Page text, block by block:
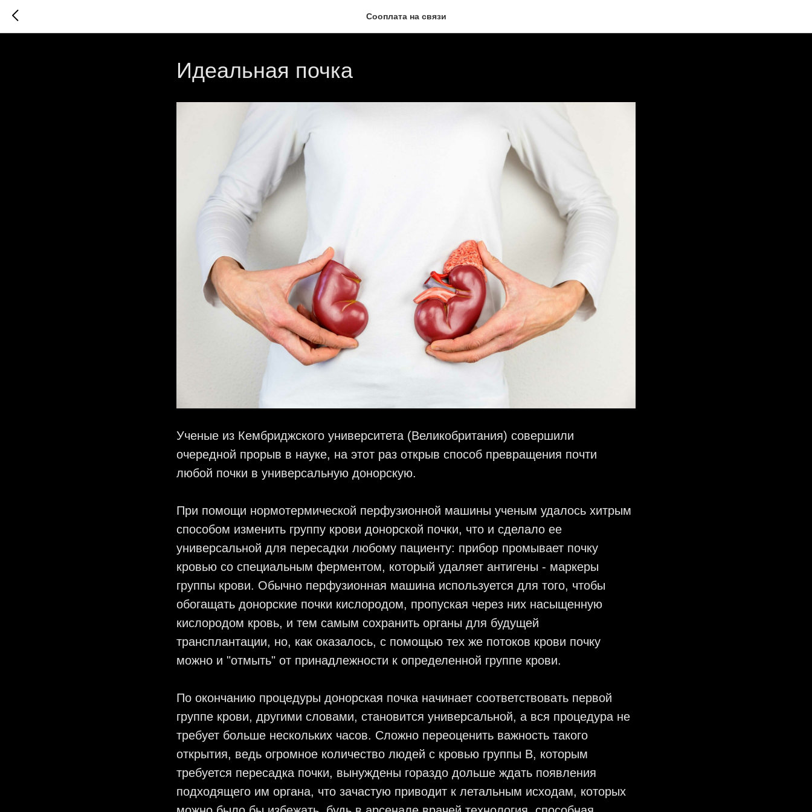
Сооплата на связи
Идеальная почка
Ученые из Кембриджского университета (Великобритания) совершили
очередной прорыв в науке, на этот раз открыв способ превращения почти
любой почки в универсальную донорскую.
При помощи нормотермической перфузионной машины ученым удалось хитрым
способом изменить группу крови донорской почки, что и сделало ее
универсальной для пересадки любому пациенту: прибор промывает почку
кровью со специальным ферментом, который удаляет антигены - маркеры
группы крови. Обычно перфузионная машина используется для того, чтобы
обогащать донорские почки кислородом, пропуская через них насыщенную
кислородом кровь, и тем самым сохранить органы для будущей
трансплантации, но, как оказалось, с помощью тех же потоков крови почку
можно и "отмыть" от принадлежности к определенной группе крови.
По окончанию процедуры донорская почка начинает соответствовать первой
группе крови, другими словами, становится универсальной, а вся процедура не
требует больше нескольких часов. Сложно переоценить важность такого
открытия, ведь огромное количество людей с кровью группы В, которым
требуется пересадка почки, вынуждены гораздо дольше ждать появления
подходящего им органа, что зачастую приводит к летальным исходам, которых